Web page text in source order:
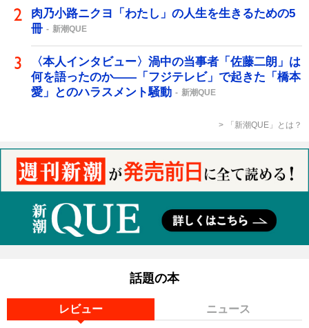
肉乃小路ニクヨ「わたし」の人生を生きるための5
冊
新潮QUE
〈本人インタビュー〉渦中の当事者「佐藤二朗」は
何を語ったのか――「フジテレビ」で起きた「橋本
愛」とのハラスメント騒動
新潮QUE
「新潮QUE」とは？
話題の本
レビュー ニュース